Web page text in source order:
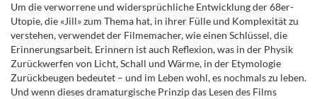
Um die verworrene und widersprüchliche Entwicklung der 68er-
Utopie, die «Jill» zum Thema hat, in ihrer Fülle und Komplexität zu
verstehen, verwendet der Filmemacher, wie einen Schlüssel, die
Erinnerungsarbeit. Erinnern ist auch Reflexion,was in der Physik
Zurückwerfen von Licht, Schall und Wärme, in der Etymologie
Zurückbeugen bedeutet – und im Leben wohl, es nochmals zu leben.
Und wenn dieses dramaturgische Prinzip das Lesen des Films